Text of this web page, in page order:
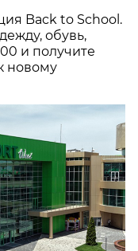
Back to School.
обувь,
и получите
новому